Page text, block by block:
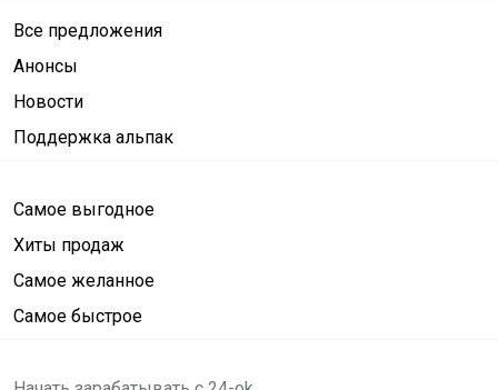
Все предложения
Анонсы
Новости
Поддержка альпак
Самое выгодное
Хиты продаж
Самое желанное
Самое быстрое